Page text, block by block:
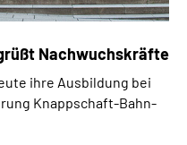
Nachwuchskräfte
ihre Ausbildung bei
Knappschaft-Bahn-